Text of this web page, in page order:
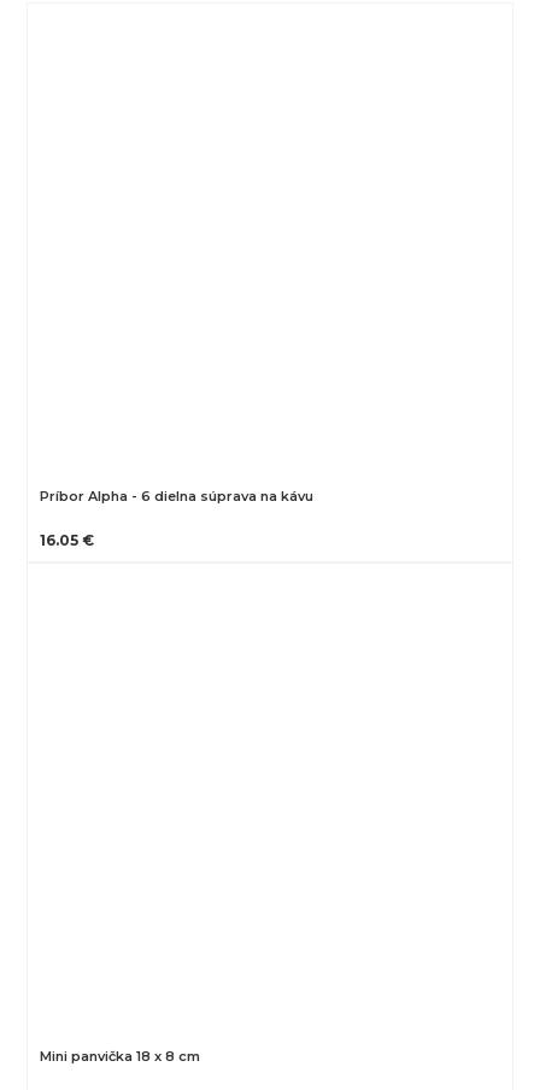
Príbor Alpha - 6 dielna súprava na kávu
16.05 €
Mini panvička 18 x 8 cm